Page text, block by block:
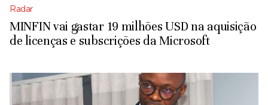
Radar
MINFIN vai gastar 19 milhões USD na aquisição
de licenças e subscrições da Microsoft